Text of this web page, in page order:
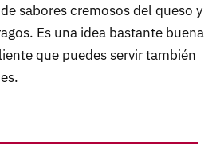
sabores cremosos del queso y
Es una idea bastante buena
que puedes servir también